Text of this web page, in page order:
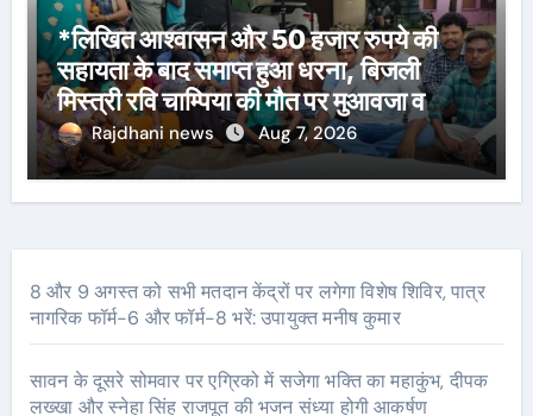
*लिखित आश्वासन और 50 हजार रुपये की
सहायता के बाद समाप्त हुआ धरना, बिजली
मिस्त्री रवि चाम्पिया की मौत पर मुआवजा व
नौकरी की मांग*
Rajdhani news Aug 7, 2026
8 और 9 अगस्त को सभी मतदान केंद्रों पर लगेगा विशेष शिविर, पात्र
नागरिक फॉर्म-6 और फॉर्म-8 भरें: उपायुक्त मनीष कुमार
सावन के दूसरे सोमवार पर एग्रिको में सजेगा भक्ति का महाकुंभ, दीपक
लख्खा और स्नेहा सिंह राजपूत की भजन संध्या होगी आकर्षण